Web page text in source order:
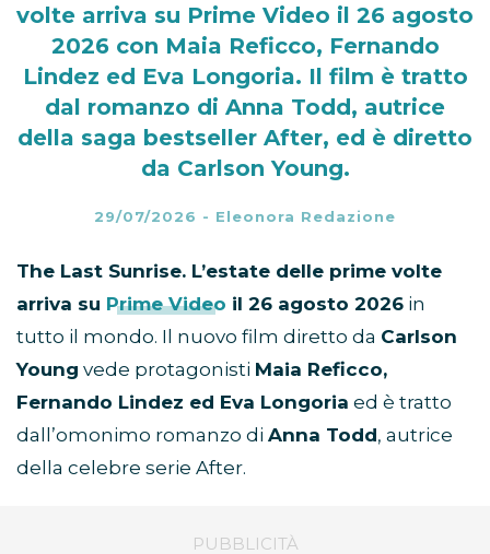
volte arriva su Prime Video il 26 agosto
2026 con Maia Reficco, Fernando
Lindez ed Eva Longoria. Il film è tratto
dal romanzo di Anna Todd, autrice
della saga bestseller After, ed è diretto
da Carlson Young.
29/07/2026 - Eleonora Redazione
The Last Sunrise. L’estate delle prime volte
arriva su Prime Video il 26 agosto 2026 in
tutto il mondo. Il nuovo film diretto da Carlson
Young vede protagonisti Maia Reficco,
Fernando Lindez ed Eva Longoria ed è tratto
dall’omonimo romanzo di Anna Todd, autrice
della celebre serie After.